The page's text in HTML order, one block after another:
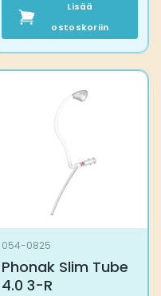
Lisää
ostoskoriin
054-0825
Phonak Slim Tube
4.0 3-R